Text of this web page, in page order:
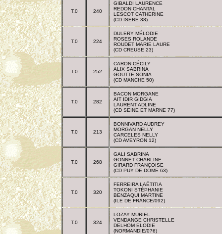
T.0 240
GIBALDI LAURENCE
REDON CHANTAL
LESCOT CATHERINE
(CD ISERE 38)
T.0 224
DULERY MÉLODIE
ROSES ROLANDE
ROUDET MARIE LAURE
(CD CREUSE 23)
T.0 252
CARON CÉCILY
ALIX SABRINA
GOUTTE SONIA
(CD MANCHE 50)
T.0 282
BACON MORGANE
AIT IDIR GIDGIA
LAURENT ADLINE
(CD SEINE ET MARNE 77)
T.0 213
BONNIVARD AUDREY
MORGAN NELLY
CARCELES NELLY
(CD AVEYRON 12)
T.0 268
GALI SABRINA
GONNET CHARLINE
GIRARD FRANÇOISE
(CD PUY DE DOME 63)
T.0 320
FERREIRA LAËTITIA
TOKONI STÉPHANIE
BENZAQUI MARTINE
(ILE DE FRANCE/092)
T.0 324
LOZAY MURIEL
VENDANGE CHRISTELLE
DELHOM ELODIE
(NORMANDIE/076)